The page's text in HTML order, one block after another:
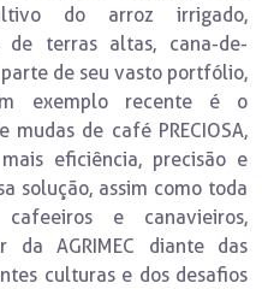
do arroz irrigado,
de terras altas, cana-de-
de seu vasto portfólio,
exemplo recente é o
de café PRECIOSA,
eficiência, precisão e
solução, assim como toda
e canavieiros,
da AGRIMEC diante das
culturas e dos desafios